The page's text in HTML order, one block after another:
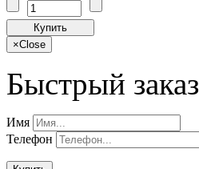
Купить
×Close
Быстрый заказ
Имя
Телефон